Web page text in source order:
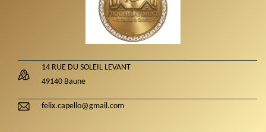
14 RUE DU SOLEIL LEVANT
49140 Baune
felix.capello@gmail.com